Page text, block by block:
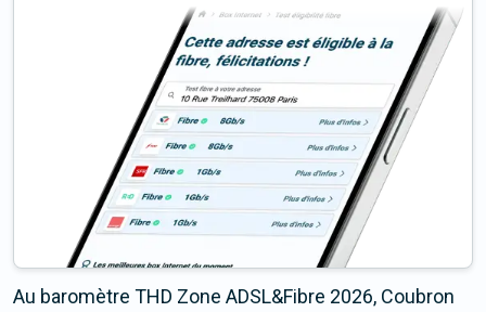
Au baromètre THD Zone ADSL&Fibre 2026, Coubron